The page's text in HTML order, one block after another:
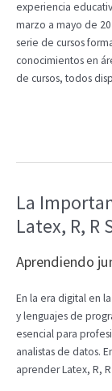
experiencia
marzo a mayo de
serie de cursos
conocimientos en
de cursos, todos
La
Latex, R, R
Aprendiendo
En la era digital en
y lenguajes de
esencial para
analistas de datos.
aprender Latex, R,